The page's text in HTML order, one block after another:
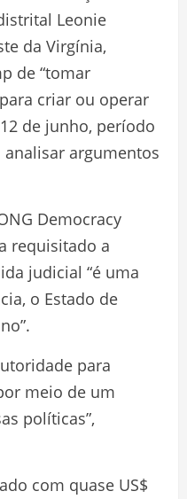
Leonie
da Virgínia,
de “tomar
criar ou operar
de junho, período
argumentos
Democracy
requisitado a
judicial “é uma
o Estado de
para
meio de um
políticas”,
com quase US$